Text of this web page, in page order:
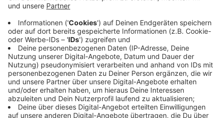
angekündigt - ein Vorgeschmack auf das, was Fans auf
dem neuen Album erwarten darf. Mit ihrem letzten
Album "Human" erreichten sie 30 Milliarden Streams
weltweit. One Republic zählt auch in 2022 noch zu den
erfolgreichsten Popbands der Geschichte. Fans haben
die Chance, ihre neue Single bald als Live-Perofrmance
zu sehen, denn One Republic geht auch bald wieder
selbstverständlich auf Tour.
Anzeige